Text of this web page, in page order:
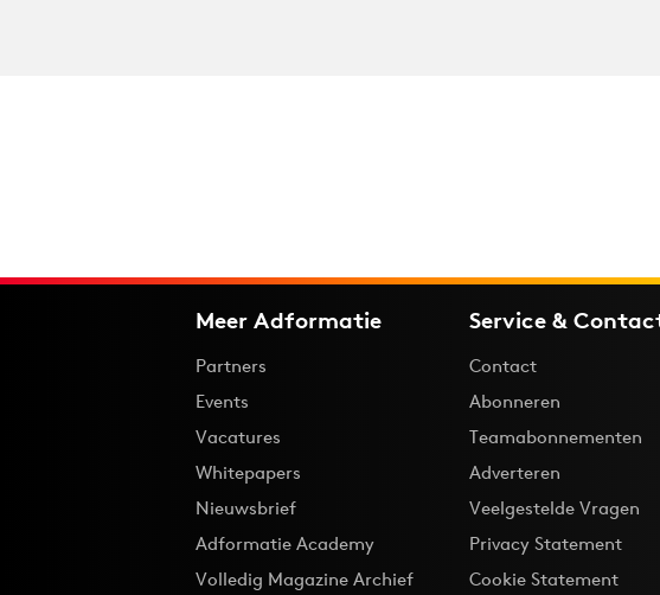
Meer Adformatie
Partners
Events
Vacatures
Whitepapers
Nieuwsbrief
Adformatie Academy
Volledig Magazine Archief
Service &
Contact
Abonneren
Teamabonnementen
Adverteren
Veelgestelde Vragen
Privacy Statement
Cookie Statement